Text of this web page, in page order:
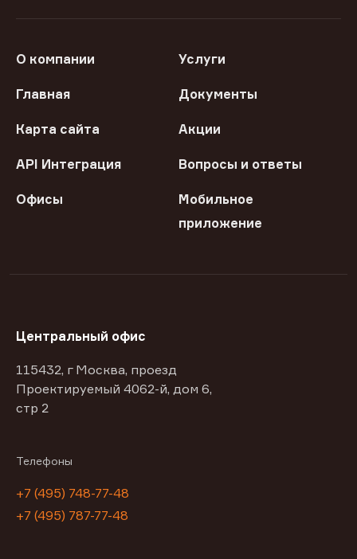
О компании Услуги
Главная Документы
Карта сайта Акции
API Интеграция Вопросы и ответы
Офисы
Мобильное
приложение
Центральный офис
115432, г Москва, проезд
Проектируемый 4062-й, дом 6,
стр 2
Телефоны
+7 (495) 748-77-48
+7 (495) 787-77-48